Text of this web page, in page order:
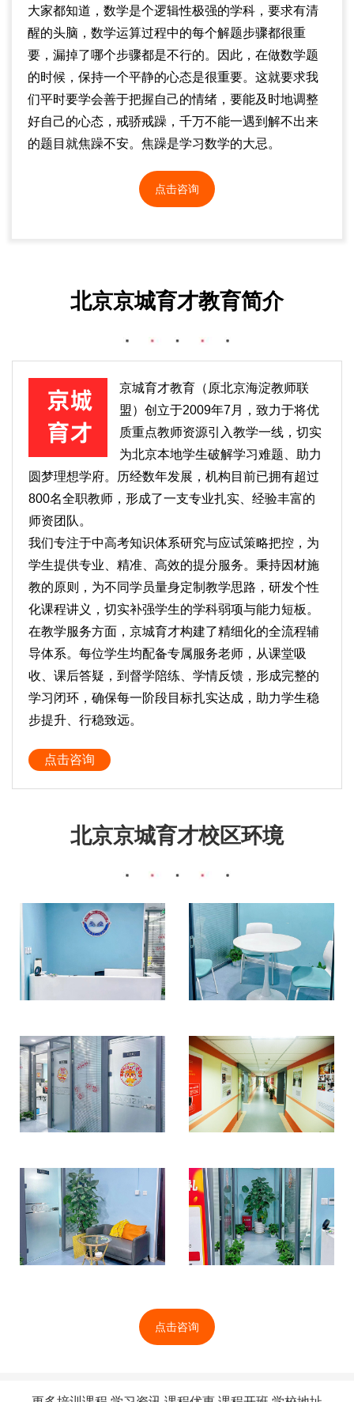
大家都知道，数学是个逻辑性极强的学科，要求有清
醒的头脑，数学运算过程中的每个解题步骤都很重
要，漏掉了哪个步骤都是不行的。因此，在做数学题
的时候，保持一个平静的心态是很重要。这就要求我
们平时要学会善于把握自己的情绪，要能及时地调整
好自己的心态，戒骄戒躁，千万不能一遇到解不出来
的题目就焦躁不安。焦躁是学习数学的大忌。
点击咨询
北京京城育才教育简介
京城育才教育（原北京海淀教师联
盟）创立于2009年7月，致力于将优
质重点教师资源引入教学一线，切实
为北京本地学生破解学习难题、助力
圆梦理想学府。历经数年发展，机构目前已拥有超过
800名全职教师，形成了一支专业扎实、经验丰富的
师资团队。
我们专注于中高考知识体系研究与应试策略把控，为
学生提供专业、精准、高效的提分服务。秉持因材施
教的原则，为不同学员量身定制教学思路，研发个性
化课程讲义，切实补强学生的学科弱项与能力短板。
在教学服务方面，京城育才构建了精细化的全流程辅
导体系。每位学生均配备专属服务老师，从课堂吸
收、课后答疑，到督学陪练、学情反馈，形成完整的
学习闭环，确保每一阶段目标扎实达成，助力学生稳
步提升、行稳致远。
点击咨询
北京京城育才校区环境
点击咨询